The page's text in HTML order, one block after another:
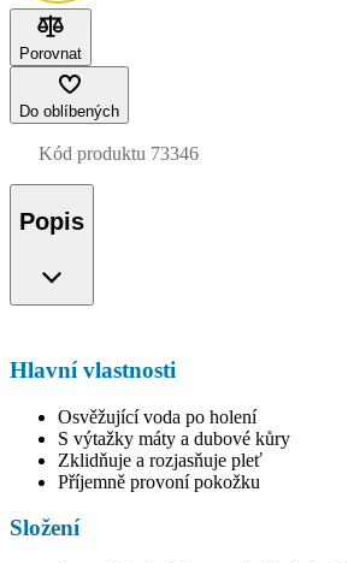
Porovnat
Do oblíbených
Kód produktu 73346
Popis
Hlavní vlastnosti
Osvěžující voda po holení
S výtažky máty a dubové kůry
Zklidňuje a rozjasňuje pleť
Příjemně provoní pokožku
Složení